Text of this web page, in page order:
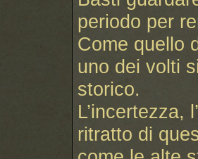
periodo per
Come quello
uno dei volti
storico.
L’incertezza,
ritratto di